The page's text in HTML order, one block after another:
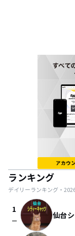
ランキング
デイリーランキング・
1
check_indeterminate_small 仙台